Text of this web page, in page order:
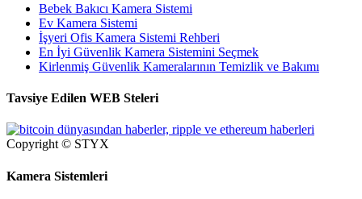
Bebek Bakıcı Kamera Sistemi
Ev Kamera Sistemi
İşyeri Ofis Kamera Sistemi Rehberi
En İyi Güvenlik Kamera Sistemini Seçmek
Kirlenmiş Güvenlik Kameralarının Temizlik ve Bakımı
Tavsiye Edilen WEB Steleri
Copyright © STYX
Kamera Sistemleri